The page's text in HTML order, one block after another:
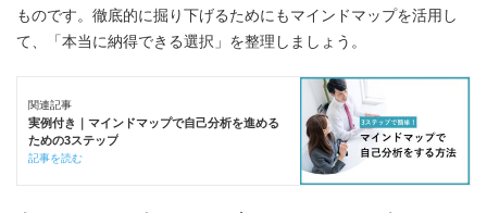
ものです。徹底的に掘り下げるためにもマインドマップを活用し
て、「本当に納得できる選択」を整理しましょう。
関連記事
実例付き｜マインドマップで自己分析を進める
ための3ステップ
記事を読む